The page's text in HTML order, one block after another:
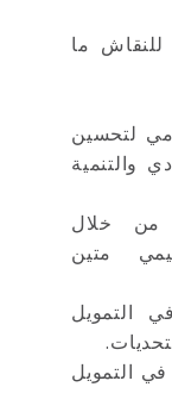
ما
لتحسين
والتنمية
من خلال
متين
التمويل
في التمويل